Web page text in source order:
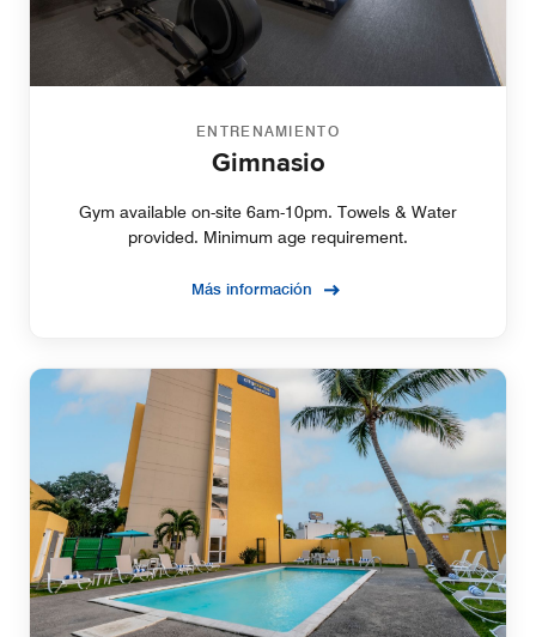
ENTRENAMIENTO
Gimnasio
Gym available on-site 6am-10pm. Towels & Water
provided. Minimum age requirement.
Más información